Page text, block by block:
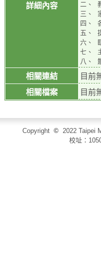
詳細內容
二、
三、
四、
五、
六、
七、
八、
相關連結
目前
相關檔案
目前
Copyright © 2022 Taipei
校址：